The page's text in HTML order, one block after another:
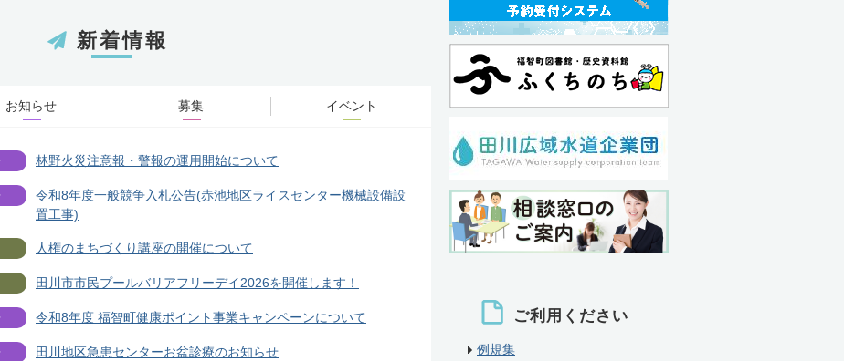
新着情報
お知らせ 募集 イベント
林野火災注意報・警報の運用開始について
令和8年度一般競争入札公告(赤池地区ライスセンター機械設備設
置工事)
人権のまちづくり講座の開催について
田川市市民プールバリアフリーデイ2026を開催します！
令和8年度 福智町健康ポイント事業キャンペーンについて
田川地区急患センターお盆診療のお知らせ
ご利用ください
例規集